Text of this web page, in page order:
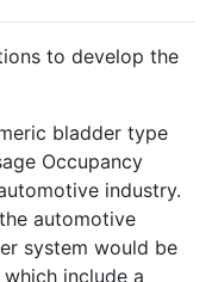
to develop the
bladder type
Occupancy
industry.
automotive
system would be
include a